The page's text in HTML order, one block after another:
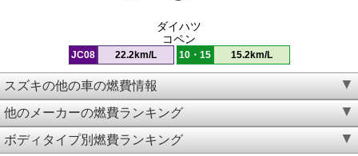
ダイハツ
コペン
JC08 22.2km/L 10・15 15.2km/L
スズキの他の車の燃費情報
他のメーカーの燃費ランキング
ボディタイプ別燃費ランキング